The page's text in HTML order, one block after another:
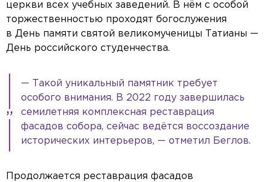
церкви всех учебных заведений. В нём с особой
торжественностью проходят богослужения
в День памяти святой великомученицы Татианы —
День российского студенчества.
— Такой уникальный памятник требует
особого внимания. В 2022 году завершилась
семилетняя комплексная реставрация
фасадов собора, сейчас ведётся воссоздание
исторических интерьеров, — отметил Беглов.
Продолжается реставрация фасадов